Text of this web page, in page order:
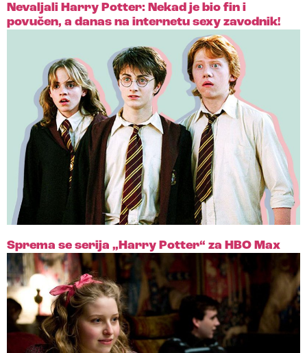
Nevaljali Harry Potter: Nekad je bio fin i
povučen, a danas na internetu sexy zavodnik!
Sprema se serija „Harry Potter“ za HBO Max